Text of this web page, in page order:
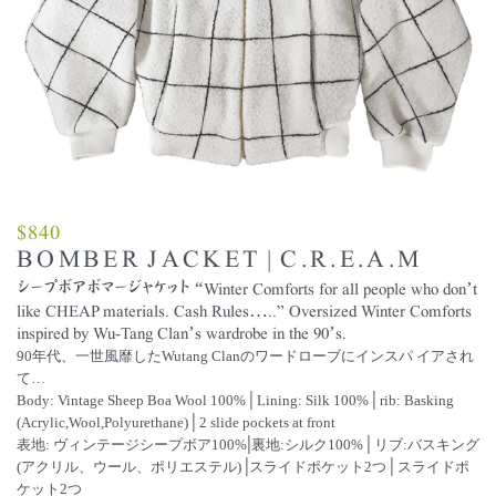
$840
BOMBER JACKET | C.R.E.A.M
シープボアボマージャケット “Winter Comforts for all people who don’t
like CHEAP materials. Cash Rules…..” Oversized Winter Comforts
inspired by Wu-Tang Clan’s wardrobe in the 90’s.
90年代、一世風靡したWutang Clanのワードローブにインスパ イアされ
て…
Body: Vintage Sheep Boa Wool 100% | Lining: Silk 100% | rib: Basking
(Acrylic,Wool,Polyurethane) | 2 slide pockets at front
表地: ヴィンテージシープボア100%|裏地:シルク100% | リブ:バスキング
(アクリル、ウール、ポリエステル) |スライドポケット2つ | スライドポ
ケット2つ